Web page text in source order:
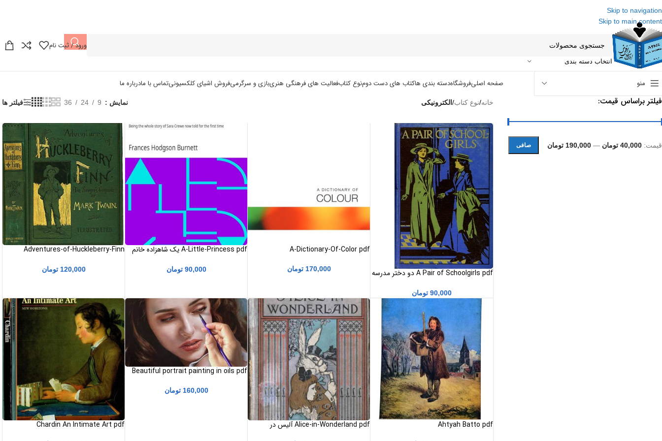
Skip to navigation
Skip to main content
انتخاب دسته بندی
ورود / ثبت نام
منو صفحه اصلیفروشگاهدسته بندی هاکتاب های دست دومنوع کتابفعالیت های فرهنگی هنریبازی و سرگرمیفروش اشیای کلکسیونیتماس با مادرباره ما
فیلتر براساس قیمت:
صافی قيمت: 40,000 تومان — 190,000 تومان
خانه/نوع کتاب/الکترونیکی نمایش 9
24
36 فیلتر ها
A Pair of Schoolgirls pdf دو دختر مدرسه
90,000 تومان
A-Dictionary-Of-Color pdf
170,000 تومان
A-Little-Princess pdf یک شاهزاده خانم
90,000 تومان
Adventures-of-Huckleberry-Finn
120,000 تومان
Ahtyah Batto pdf
Alice-in-Wonderland pdf آلیس در
Beautiful portrait painting in oils pdf
160,000 تومان
Chardin An Intimate Art pdf